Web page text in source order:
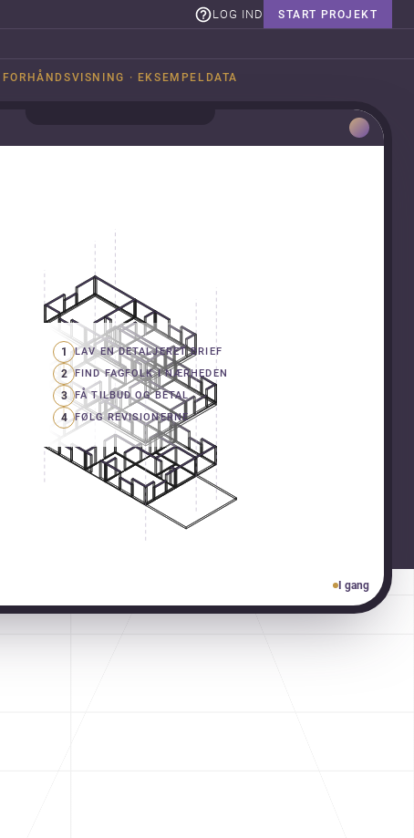
START PROJEKT
LOG IND
FORHÅNDSVISNING · EKSEMPELDATA
1 LAV EN DETALJERET BRIEF
2 FIND FAGFOLK I NÆRHEDEN
3 FÅ TILBUD OG BETAL
4 FØLG REVISIONERNE
I gang